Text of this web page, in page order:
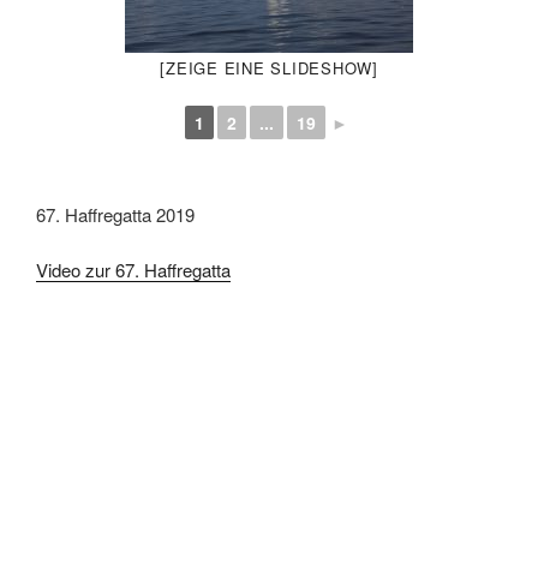
[ZEIGE EINE SLIDESHOW]
1 2 ... 19 ►
67. Haffregatta 2019
Video zur 67. Haffregatta